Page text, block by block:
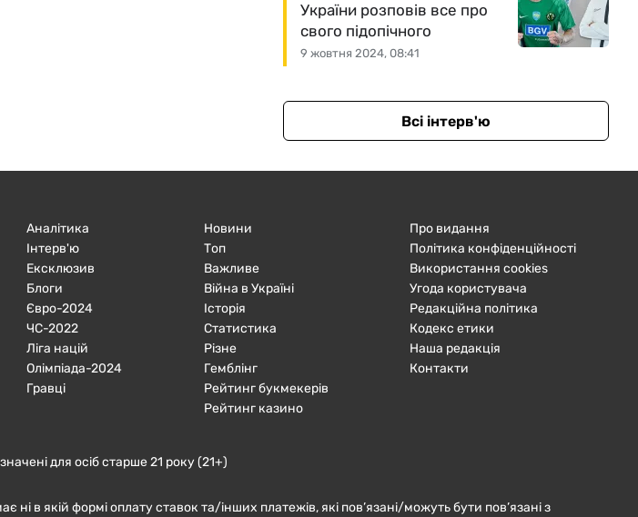
9 жовтня 2024, 08:41
України розповів все про
свого підопічного
Всі інтерв'ю
Аналітика
Інтерв'ю
Ексклюзив
Блоги
Євро-2024
ЧC-2022
Ліга націй
Олімпіада-2024
Гравці
Новини
Топ
Важливе
Війна в Україні
Історія
Статистика
Різне
Гемблінг
Рейтинг букмекерів
Рейтинг казино
Про видання
Політика конфіденційності
Використання cookies
Угода користувача
Редакційна політика
Кодекс етики
Наша редакція
Контакти
для осіб старше 21 року (21+)
в якій формі оплату ставок та/інших платежів, які пов’язані/можуть бути пов’язані з